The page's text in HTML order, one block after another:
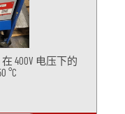
在 400V 电压下的
°C